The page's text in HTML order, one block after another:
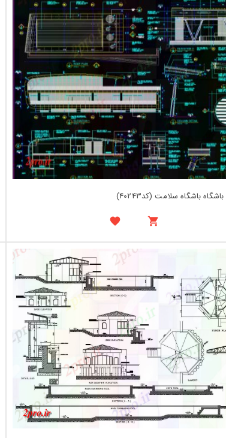
باشگاه سلامت (کد40243)